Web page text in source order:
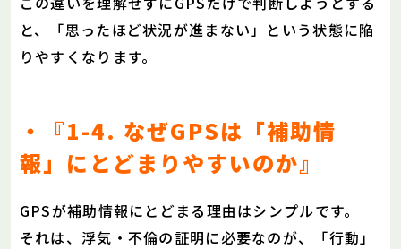
と、「思ったほど状況が進まない」という状態に陥
りやすくなります。
・『1-4. なぜGPSは「補助情
報」にとどまりやすいのか』
GPSが補助情報にとどまる理由はシンプルです。
それは、浮気・不倫の証明に必要なのが、「行動」